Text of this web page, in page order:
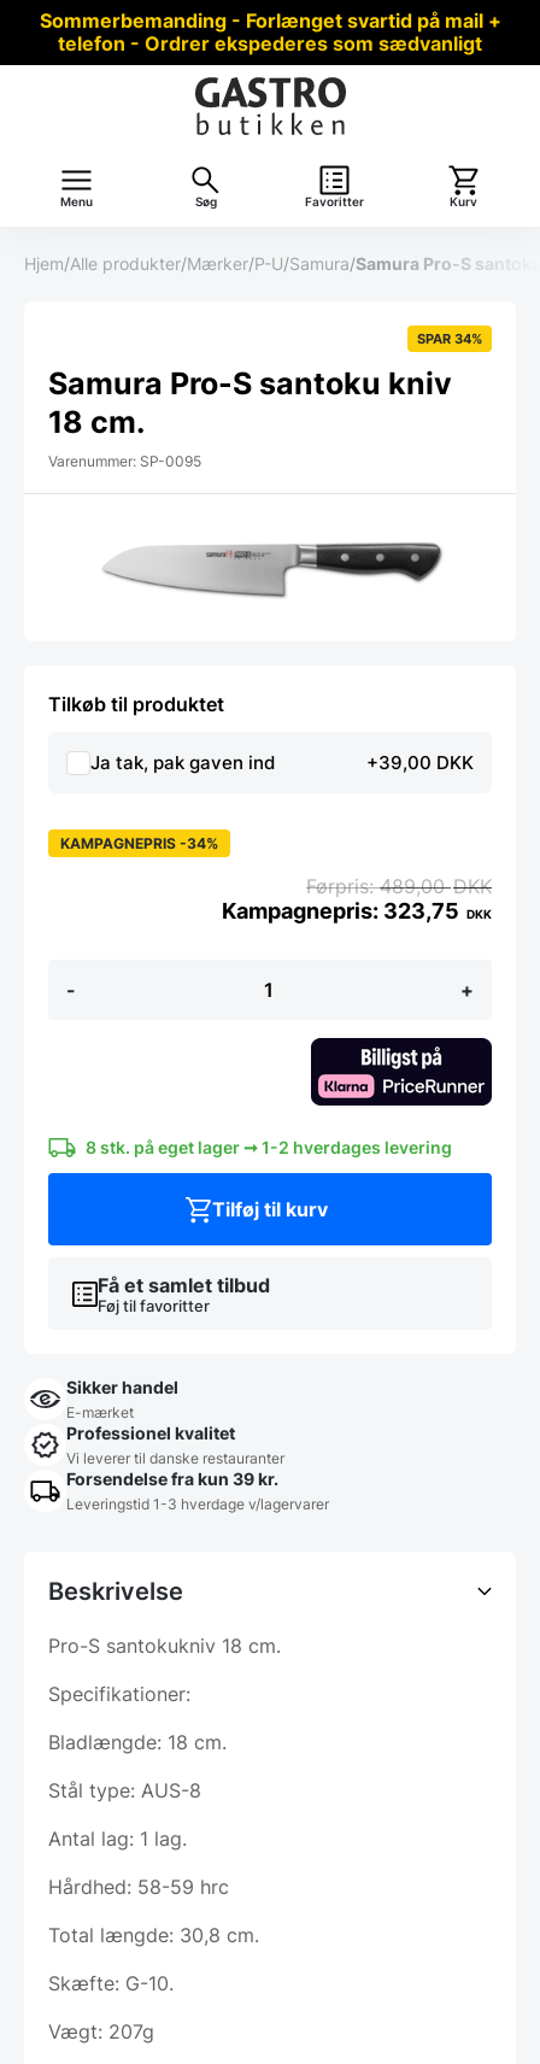
Sommerbemanding - Forlænget svartid på mail +
telefon - Ordrer ekspederes som sædvanligt
Menu Søg Favoritter Kurv
Hjem/Alle produkter/Mærker/P-U/Samura/Samura Pro-S
SPAR 34%
Samura Pro-S santoku kniv
18 cm.
Varenummer: SP-0095
Tilkøb til produktet
Ja tak, pak gaven ind +39,00 DKK
-
Pro-
+
KAMPAGNEPRIS -34%
489,00DKK
323,75 DKK
8 stk. på eget lager ➞ 1-2 hverdages levering
Få et samlet tilbud
Føj til favoritter
Tilføj til kurv
Sikker handel
E-mærket
Professionel kvalitet
Vi leverer til danske restauranter
Forsendelse fra kun 39 kr.
Leveringstid 1-3 hverdage v/lagervarer
Beskrivelse
Pro-S santokukniv 18 cm.
Specifikationer:
Bladlængde: 18 cm.
Stål type: AUS-8
Antal lag: 1 lag.
Hårdhed: 58-59 hrc
Total længde: 30,8 cm.
Skæfte: G-10.
Vægt: 207g